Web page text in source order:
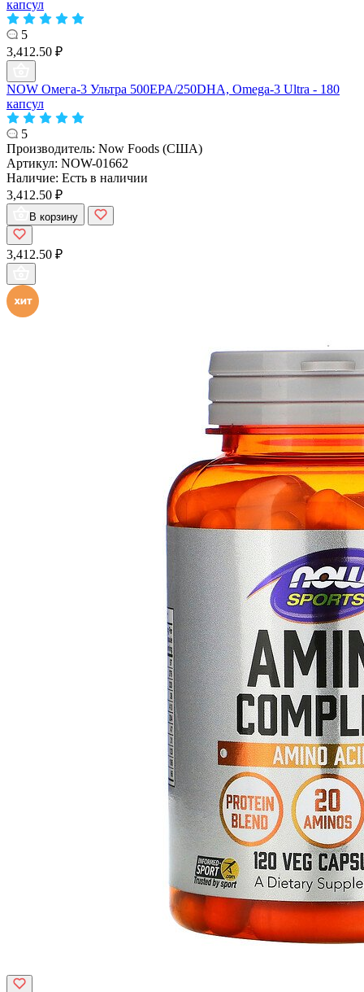
капсул
5
3,412.50 ₽
NOW Омега-3 Ультра 500EPA/250DHA, Omega-3 Ultra - 180
капсул
5
Производитель: Now Foods (США)
Артикул: NOW-01662
Наличие: Есть в наличии
3,412.50 ₽
В корзину
3,412.50 ₽